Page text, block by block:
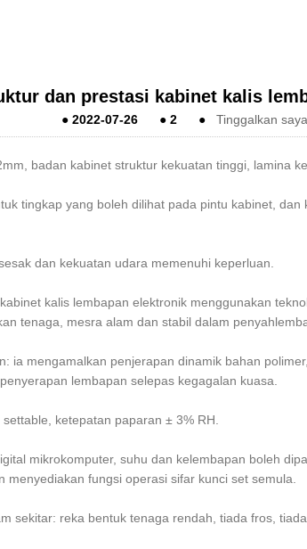
dan prestasi kabinet kalis
● 2022-07-26 ● 2 ● Tinggalkan
badan kabinet struktur kekuatan tinggi, lamina
tingkap yang boleh dilihat pada pintu kabinet,
dan kekuatan udara memenuhi keperluan.
kalis lembapan elektronik menggunakan
tenaga, mesra alam dan stabil dalam
ia mengamalkan penjerapan dinamik bahan
lembapan selepas kegagalan kuasa.
ketepatan paparan ± 3% RH.
mikrokomputer, suhu dan kelembapan boleh
menyediakan fungsi operasi sifar kunci set semula.
sekitar: reka bentuk tenaga rendah, tiada fros,